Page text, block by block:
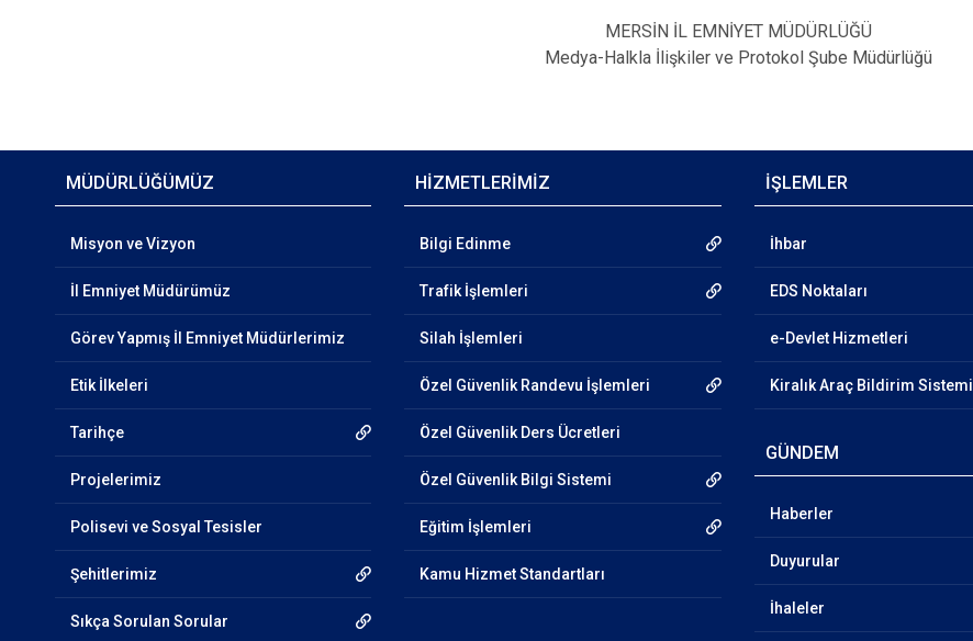
MERSİN İL EMNİYET MÜDÜRLÜĞÜ
Medya-Halkla İlişkiler ve Protokol Şube Müdürlüğü
MÜDÜRLÜĞÜMÜZ
Misyon ve Vizyon
İl Emniyet Müdürümüz
Görev Yapmış İl Emniyet Müdürlerimiz
Etik İlkeleri
Tarihçe
Projelerimiz
Polisevi ve Sosyal Tesisler
Şehitlerimiz
Sıkça Sorulan Sorular
HİZMETLERİMİZ
Bilgi Edinme
Trafik İşlemleri
Silah İşlemleri
Özel Güvenlik Randevu İşlemleri
Özel Güvenlik Ders Ücretleri
Özel Güvenlik Bilgi Sistemi
Eğitim İşlemleri
Kamu Hizmet Standartları
İŞLEMLER
İhbar
EDS Noktaları
e-Devlet Hizmetleri
Kiralık Araç Bildirim Sistemi
GÜNDEM
Haberler
Duyurular
İhaleler